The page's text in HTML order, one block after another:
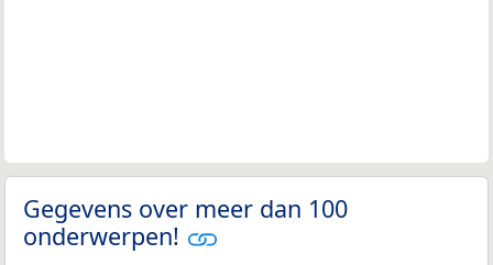
Gegevens over meer dan 100
onderwerpen!